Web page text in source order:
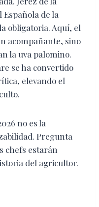
de la
obligatoria. Aquí, el
acompañante, sino
la uva palomino.
se ha convertido
elevando el
no es la
Pregunta
chefs estarán
del agricultor.